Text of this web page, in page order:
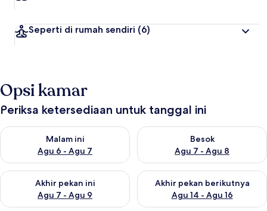
Seperti di rumah sendiri (6)
Opsi kamar
Periksa ketersediaan untuk tanggal ini
Malam ini
Agu 6 - Agu 7
Periksa ketersediaan untuk malam ini Agu 6 - Agu 7
Besok
Agu 7 - Agu 8
Periksa ketersediaan untuk
Akhir pekan ini
Agu 7 - Agu 9
Periksa ketersediaan untuk akhir pekan ini Agu 7 - Agu 9
Akhir pekan berikutnya
Agu 14 - Agu 16
Periksa ketersediaan untuk